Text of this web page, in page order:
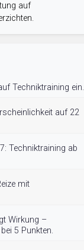
auf
Techniktraining ein.
auf 22
Techniktraining ab
mit
Wirkung –
5 Punkten.